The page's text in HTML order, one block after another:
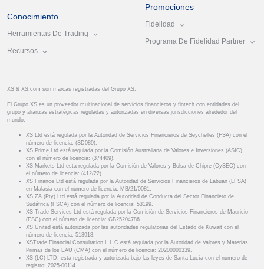
Conocimiento
Herramientas De Trading
Recursos
Promociones
Fidelidad
Programa De Fidelidad Partner
XS & XS.com son marcas registradas del Grupo XS.
El Grupo XS es un proveedor multinacional de servicios financieros y fintech con entidades del
grupo y alianzas estratégicas reguladas y autorizadas en diversas jurisdicciones alrededor del
mundo.
XS Ltd está regulada por la Autoridad de Servicios Financieros de Seychelles (FSA) con el
número de licencia: (SD089).
XS Prime Ltd está regulada por la Comisión Australiana de Valores e Inversiones (ASIC)
con el número de licencia: (374409).
XS Markets Ltd está regulada por la Comisión de Valores y Bolsa de Chipre (CySEC) con
el número de licencia: (412/22).
XS Finance Ltd está regulada por la Autoridad de Servicios Financieros de Labuan (LFSA)
en Malasia con el número de licencia: MB/21/0081.
XS ZA (Pty) Ltd está regulada por la Autoridad de Conducta del Sector Financiero de
Sudáfrica (FSCA) con el número de licencia: 53199.
XS Trade Services Ltd está regulada por la Comisión de Servicios Financieros de Mauricio
(FSC) con el número de licencia: GB25204786.
XS United está autorizada por las autoridades regulatorias del Estado de Kuwait con el
número de licencia: 513918.
XSTrade Financial Consultation L.L.C está regulada por la Autoridad de Valores y Materias
Primas de los EAU (CMA) con el número de licencia: 20200000339.
XS (LC) LTD. está registrada y autorizada bajo las leyes de Santa Lucía con el número de
registro: 2025-00114.